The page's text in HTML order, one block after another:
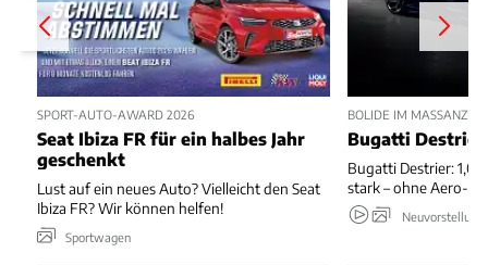
SPORT-AUTO-AWARD 2026
Seat Ibiza FR für ein halbes Jahr
geschenkt
Lust auf ein neues Auto? Vielleicht den Seat
Ibiza FR? Wir können helfen!
Sportwagen
BOLIDE IM MASSANZUG
Bugatti
Bugatti Destrier: 1,00
stark – ohne Aero-